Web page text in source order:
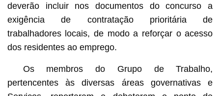
deverão incluir nos documentos do concurso a
exigência de contratação prioritária de
trabalhadores locais, de modo a reforçar o acesso
dos residentes ao emprego.
Os membros do Grupo de Trabalho,
pertencentes às diversas áreas governativas e